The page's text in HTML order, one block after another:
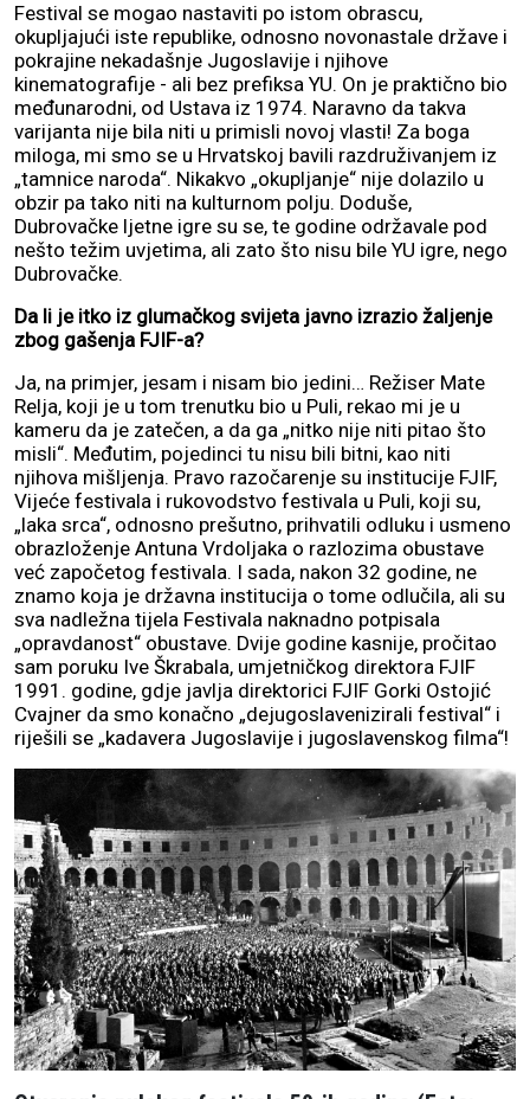
Festival se mogao nastaviti po istom obrascu,
okupljajući iste republike, odnosno novonastale države i
pokrajine nekadašnje Jugoslavije i njihove
kinematografije - ali bez prefiksa YU. On je praktično bio
međunarodni, od Ustava iz 1974. Naravno da takva
varijanta nije bila niti u primisli novoj vlasti! Za boga
miloga, mi smo se u Hrvatskoj bavili razdruživanjem iz
„tamnice naroda“. Nikakvo „okupljanje“ nije dolazilo u
obzir pa tako niti na kulturnom polju. Doduše,
Dubrovačke ljetne igre su se, te godine održavale pod
nešto težim uvjetima, ali zato što nisu bile YU igre, nego
Dubrovačke.
Da li je itko iz glumačkog svijeta javno izrazio žaljenje
zbog gašenja FJIF-a?
Ja, na primjer, jesam i nisam bio jedini… Režiser Mate
Relja, koji je u tom trenutku bio u Puli, rekao mi je u
kameru da je zatečen, a da ga „nitko nije niti pitao što
misli“. Međutim, pojedinci tu nisu bili bitni, kao niti
njihova mišljenja. Pravo razočarenje su institucije FJIF,
Vijeće festivala i rukovodstvo festivala u Puli, koji su,
„laka srca“, odnosno prešutno, prihvatili odluku i usmeno
obrazloženje Antuna Vrdoljaka o razlozima obustave
već započetog festivala. I sada, nakon 32 godine, ne
znamo koja je državna institucija o tome odlučila, ali su
sva nadležna tijela Festivala naknadno potpisala
„opravdanost“ obustave. Dvije godine kasnije, pročitao
sam poruku Ive Škrabala, umjetničkog direktora FJIF
1991. godine, gdje javlja direktorici FJIF Gorki Ostojić
Cvajner da smo konačno „dejugoslavenizirali festival“ i
riješili se „kadavera Jugoslavije i jugoslavenskog filma“!